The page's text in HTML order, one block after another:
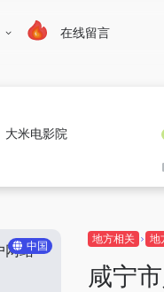
在线留言
大米电影院
中国
地方相关 地
咸宁